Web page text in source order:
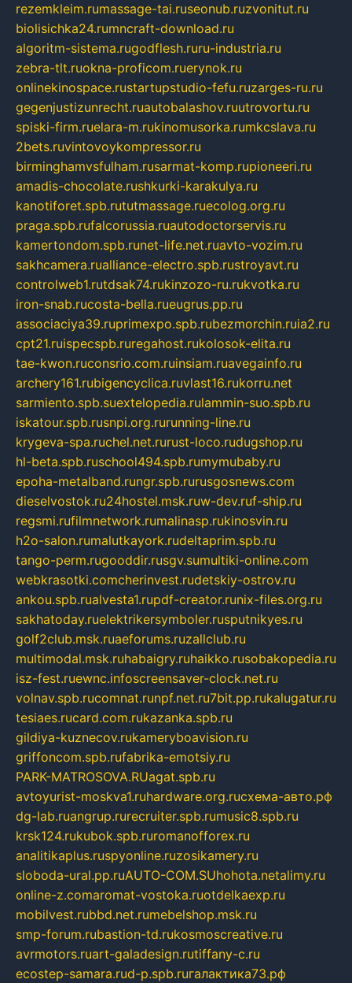
rezemkleim.rumassage-tai.ruseonub.ruzvonitut.ru
biolisichka24.rumncraft-download.ru
algoritm-sistema.rugodflesh.ruru-industria.ru
zebra-tlt.ruokna-proficom.ruerynok.ru
onlinekinospace.rustartupstudio-fefu.ruzarges-ru.ru
gegenjustizunrecht.ruautobalashov.ruutrovortu.ru
spiski-firm.ruelara-m.rukinomusorka.rumkcslava.ru
2bets.ruvintovoykompressor.ru
birminghamvsfulham.rusarmat-komp.rupioneeri.ru
amadis-chocolate.rushkurki-karakulya.ru
kanotiforet.spb.rututmassage.ruecolog.org.ru
praga.spb.rufalcorussia.ruautodoctorservis.ru
kamertondom.spb.runet-life.net.ruavto-vozim.ru
sakhcamera.rualliance-electro.spb.rustroyavt.ru
controlweb1.rutdsak74.rukinzozo-ru.rukvotka.ru
iron-snab.rucosta-bella.rueugrus.pp.ru
associaciya39.ruprimexpo.spb.rubezmorchin.ruia2.ru
cpt21.ruispecspb.ruregahost.rukolosok-elita.ru
tae-kwon.ruconsrio.com.ruinsiam.ruavegainfo.ru
archery161.rubigencyclica.ruvlast16.rukorru.net
sarmiento.spb.suextelopedia.rulammin-suo.spb.ru
iskatour.spb.rusnpi.org.rurunning-line.ru
krygeva-spa.ruchel.net.rurust-loco.rudugshop.ru
hl-beta.spb.ruschool494.spb.rumymubaby.ru
epoha-metalband.rungr.spb.rurusgosnews.com
dieselvostok.ru24hostel.msk.ruw-dev.ruf-ship.ru
regsmi.rufilmnetwork.rumalinasp.rukinosvin.ru
h2o-salon.rumalutkayork.rudeltaprim.spb.ru
tango-perm.rugooddir.rusgv.sumultiki-online.com
webkrasotki.comcherinvest.rudetskiy-ostrov.ru
ankou.spb.rualvesta1.rupdf-creator.runix-files.org.ru
sakhatoday.ruelektrikersymboler.rusputnikyes.ru
golf2club.msk.ruaeforums.ruzallclub.ru
multimodal.msk.ruhabaigry.ruhaikko.rusobakopedia.ru
isz-fest.ruewnc.infoscreensaver-clock.net.ru
volnav.spb.rucomnat.runpf.net.ru7bit.pp.rukalugatur.ru
tesiaes.rucard.com.rukazanka.spb.ru
gildiya-kuznecov.rukameryboavision.ru
griffoncom.spb.rufabrika-emotsiy.ru
PARK-MATROSOVA.RUagat.spb.ru
avtoyurist-moskva1.ruhardware.org.ruсхема-авто.рф
dg-lab.ruangrup.rurecruiter.spb.rumusic8.spb.ru
krsk124.rukubok.spb.ruromanofforex.ru
analitikaplus.ruspyonline.ruzosikamery.ru
sloboda-ural.pp.ruAUTO-COM.SUhohota.netalimy.ru
online-z.comaromat-vostoka.ruotdelkaexp.ru
mobilvest.rubbd.net.rumebelshop.msk.ru
smp-forum.rubastion-td.rukosmoscreative.ru
avrmotors.ruart-galadesign.rutiffany-c.ru
ecostep-samara.rud-p.spb.ruгалактика73.рф